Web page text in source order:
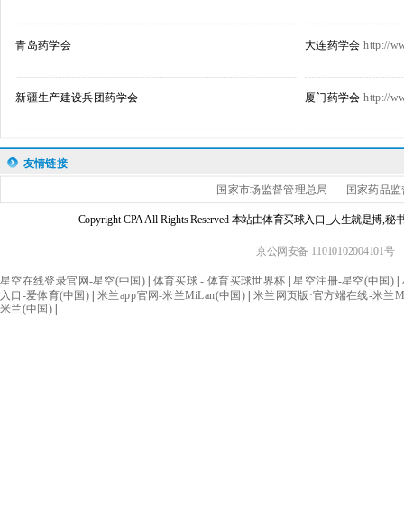
青岛药学会 大连药学会 http://
新疆生产建设兵团药学会 厦门药学会 http://
友情链接
国家市场监督管理总局 国家药品
Copyright CPA All Rights Reserved 本站由体育买球入口_人生就是搏,
京公网安备 11010102004101号
星空在线登录官网-星空(中国)| 体育买球 - 体育买球世界杯 |星空注册-星空(中国)|
入口-爱体育(中国)| 米兰app官网-米兰MiLan(中国)| 米兰网页版·官方端在线-米兰
米兰(中国)|